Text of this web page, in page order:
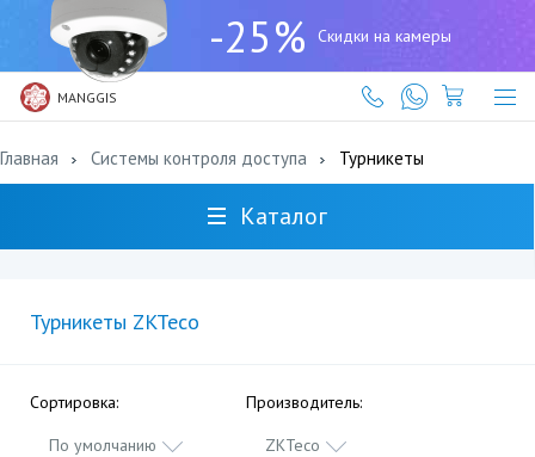
-25% Скидки на камеры
MANGGIS
(727)
317-
61-
61
Главная Системы контроля доступа Турникеты
Каталог
Турникеты ZKTeco
Сортировка:
По умолчанию
Производитель:
ZKTeco